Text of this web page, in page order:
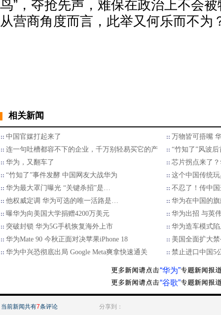
鸟”，夺抢先声，难保在政治上不会被
从营商角度而言，此举又何乐而不为
相关新闻
中国官媒打起来了
万物皆可捂嘴
连一句吐槽都容不下的企业，千万别轻易买它的产
“竹知了”风波
华为，又翻车了
芯片拐点来了
“竹知了”事件发酵 中国网友大战华为
这个中国传统
华为最大罩门曝光 “关键杀招”是…
不忍了！传中
他权威定调 华为可选的唯一活路是…
华为在中国的
曝华为向美国大学捐赠4200万美元
华为出招 与英
突破封锁 华为5G手机恢复海外上市
华为造车模式
华为Mate 90 今秋正面对决苹果iPhone 18
美国全面扩大
华为中兴恐彻底出局 Google Meta爽拿快速通关
禁止进口中国5
“华为”
“谷歌”
当前新闻共有7条评论 分享到：